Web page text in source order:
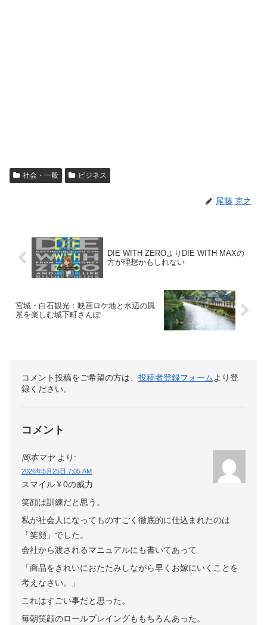
社会・一般 ビジネス
尾藤 克之
DIE WITH ZEROよりDIE WITH MAXの
方が理想かもしれない
宮城・白石観光：映画ロケ地と水辺の風
景を楽しむ城下町さんぽ
コメント投稿をご希望の方は、 投稿者登録フォームより登
録ください。
コメント
岡本マヤ より:
2026年5月25日 7:05 AM
スマイル￥0の威力
笑顔は訓練だと思う。
私が社会人になってものすごく徹底的に仕込まれたのは
「笑顔」でした。
会社から渡されるマニュアルにも書いてあって
「商品をきれいにおたたみしながら早くお嫁にいくことを
考えなさい。」
これはすごい事だと思った。
毎朝笑顔のロールプレイングももちろんあった。